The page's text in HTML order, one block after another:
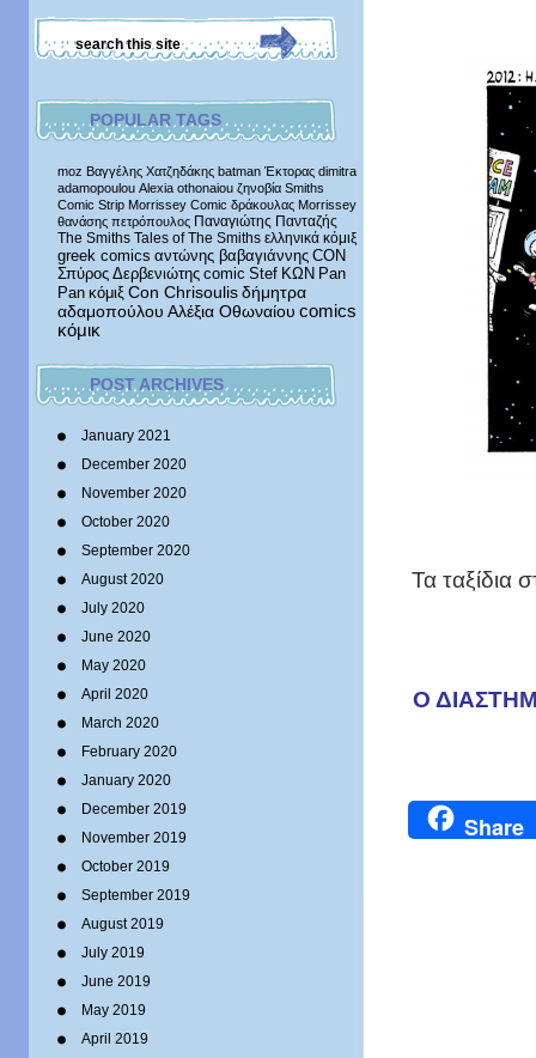
POPULAR TAGS
moz Βαγγέλης Χατζηδάκης batman Έκτορας dimitra
adamopoulou Alexia othonaiou ζηνοβία Smiths
Comic Strip Morrissey Comic δράκουλας Morrissey
θανάσης πετρόπουλος Παναγιώτης Πανταζής
The Smiths Tales of The Smiths ελληνικά κόμιξ
greek comics αντώνης βαβαγιάννης CON
Σπύρος Δερβενιώτης comic Stef ΚΩΝ Pan
Pan κόμιξ Con Chrisoulis δήμητρα
αδαμοπούλου Αλέξια Οθωναίου comics
κόμικ
POST ARCHIVES
January 2021
December 2020
November 2020
October 2020
September 2020
August 2020
July 2020
June 2020
May 2020
April 2020
March 2020
February 2020
January 2020
December 2019
November 2019
October 2019
September 2019
August 2019
July 2019
June 2019
May 2019
April 2019
Τα ταξίδια
Ο
Share